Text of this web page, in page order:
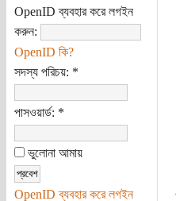
OpenID ব্যবহার করে লগইন
করুন:
OpenID কি?
সদস্য পরিচয়: *
পাসওয়ার্ড: *
ভুলোনা আমায়
OpenID ব্যবহার করে লগইন